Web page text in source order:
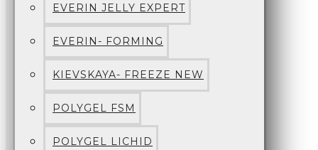
EVERIN JELLY EXPERT
EVERIN- FORMING
KIEVSKAYA- FREEZE NEW
POLYGEL FSM
POLYGEL LICHID